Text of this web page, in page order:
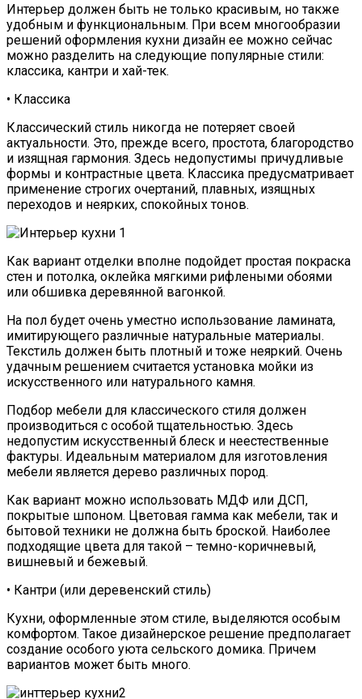
Интерьер должен быть не только красивым, но также
удобным и функциональным. При всем многообразии
решений оформления кухни дизайн ее можно сейчас
можно разделить на следующие популярные стили:
классика, кантри и хай-тек.
• Классика
Классический стиль никогда не потеряет своей
актуальности. Это, прежде всего, простота, благородство
и изящная гармония. Здесь недопустимы причудливые
формы и контрастные цвета. Классика предусматривает
применение строгих очертаний, плавных, изящных
переходов и неярких, спокойных тонов.
Как вариант отделки вполне подойдет простая покраска
стен и потолка, оклейка мягкими рифлеными обоями
или обшивка деревянной вагонкой.
На пол будет очень уместно использование ламината,
имитирующего различные натуральные материалы.
Текстиль должен быть плотный и тоже неяркий. Очень
удачным решением считается установка мойки из
искусственного или натурального камня.
Подбор мебели для классического стиля должен
производиться с особой тщательностью. Здесь
недопустим искусственный блеск и неестественные
фактуры. Идеальным материалом для изготовления
мебели является дерево различных пород.
Как вариант можно использовать МДФ или ДСП,
покрытые шпоном. Цветовая гамма как мебели, так и
бытовой техники не должна быть броской. Наиболее
подходящие цвета для такой – темно-коричневый,
вишневый и бежевый.
• Кантри (или деревенский стиль)
Кухни, оформленные этом стиле, выделяются особым
комфортом. Такое дизайнерское решение предполагает
создание особого уюта сельского домика. Причем
вариантов может быть много.